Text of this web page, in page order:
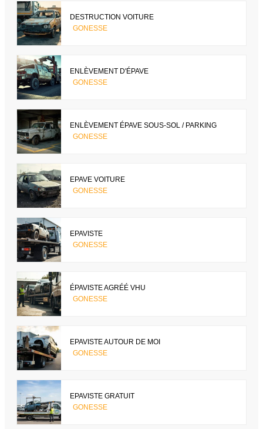
DESTRUCTION VOITURE
GONESSE
ENLÈVEMENT D'ÉPAVE
GONESSE
ENLÈVEMENT ÉPAVE SOUS-SOL / PARKING
GONESSE
EPAVE VOITURE
GONESSE
EPAVISTE
GONESSE
ÉPAVISTE AGRÉÉ VHU
GONESSE
EPAVISTE AUTOUR DE MOI
GONESSE
EPAVISTE GRATUIT
GONESSE